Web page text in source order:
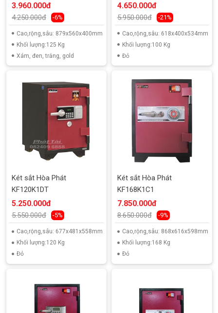
3.960.000đ
4.250.000đ -6%
Cao,rộng,sâu: 879x560x400mm
Khối lượng:125 Kg
Xám, đen, trắng, gold
4.650.000đ
5.950.000đ -21%
Cao,rộng,sâu: 618x400x534mm
Khối lượng:100 Kg
Đỏ
Két sắt Hòa Phát
KF120K1DT
5.250.000đ
5.550.000đ -5%
Cao,rộng,sâu: 677x481x558mm
Khối lượng:120 Kg
Đỏ
Két sắt Hòa Phát
KF168K1C1
7.850.000đ
8.650.000đ -9%
Cao,rộng,sâu: 868x616x598mm
Khối lượng:168 Kg
Đỏ